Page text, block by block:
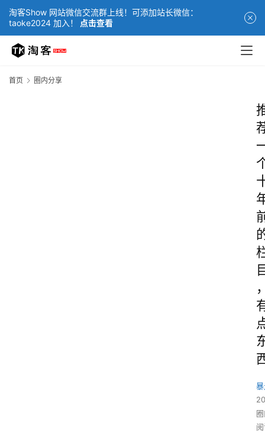
淘客Show 网站微信交流群上线！可添加站长微信：
taoke2024 加入！
点击查看
首页 圈内分享